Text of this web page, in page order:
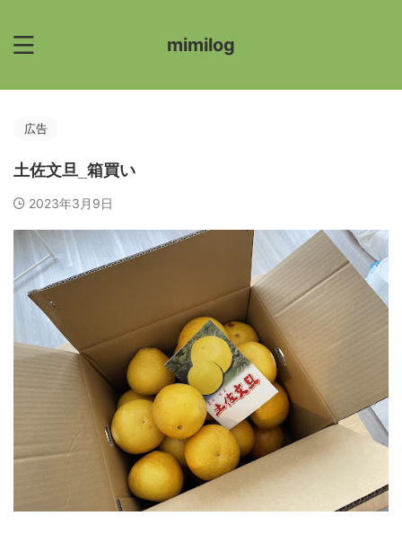
mimilog
広告
土佐文旦_箱買い
2023年3月9日